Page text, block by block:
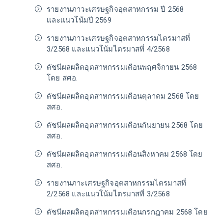
รายงานภาวะเศรษฐกิจอุตสาหกรรม ปี 2568
เเละเเนวโน้มปี 2569
รายงานภาวะเศรษฐกิจอุตสาหกรรมไตรมาสที่
3/2568 และแนวโน้มไตรมาสที่ 4/2568
ดัชนีผลผลิตอุตสาหกรรมเดือนพฤศจิกายน 2568
โดย สศอ.
ดัชนีผลผลิตอุตสาหกรรมเดือนตุลาคม 2568 โดย
สศอ.
ดัชนีผลผลิตอุตสาหกรรมเดือนกันยายน 2568 โดย
สศอ.
ดัชนีผลผลิตอุตสาหกรรมเดือนสิงหาคม 2568 โดย
สศอ.
รายงานภาะเศรษฐกิจอุตสาหกรรมไตรมาสที่
2/2568 และแนวโน้มไตรมาสที่ 3/2568
ดัชนีผลผลิตอุตสาหกรรมเดือนกรกฎาคม 2568 โดย